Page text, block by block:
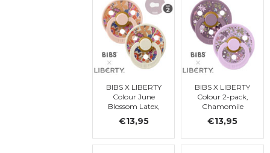
BIBS X LIBERTY
Colour June
Blossom Latex,
Blush Mix, t 2
€13,95
BIBS X LIBERTY
Colour 2-pack,
Chamomile
Lawn - Violet
Sky Mix, ronde,
€13,95